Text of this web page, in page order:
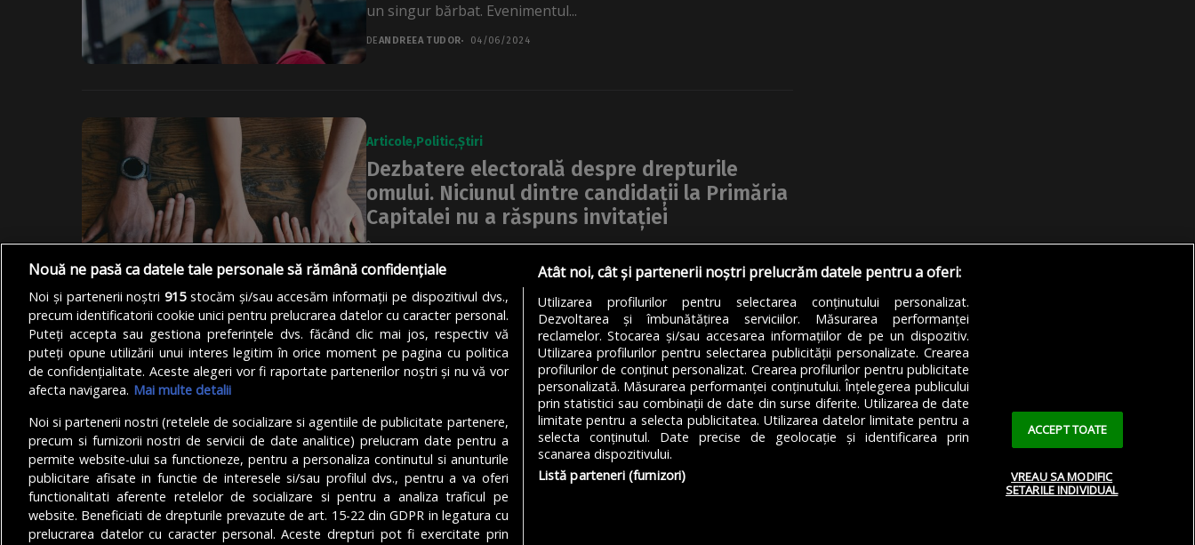
un singur bărbat. Evenimentul...
DEANDREEA TUDOR 04/06/2024
Articole Politic Știri
Dezbatere electorală despre drepturile
omului. Niciunul dintre candidații la Primăria
Capitalei nu a răspuns invitației
În contextul alegerilor locale, societatea civilă organizează o
dezbatere despre prioritățile candidaților în relație cu drepturile
femeilor, ale persoanelor queer, dar și ale...
DEANDREEA TUDOR 03/06/2024
MODIFICĂ SETĂRILE COOKIES
© Copyright 2025 - Buletin de București.
Găzduit dePresslabs.com. Powered by TRS Design.
Nouă ne pasă ca datele tale personale să rămână confidențiale
Noi și partenerii noștri915stocăm și/sau accesăm informații pe dispozitivul dvs.,
precum identificatorii cookie unici pentru prelucrarea datelor cu caracter personal.
Puteți accepta sau gestiona preferințele dvs. făcând clic mai jos, respectiv vă
puteți opune utilizării unui interes legitim în orice moment pe pagina cu politica
de confidențialitate. Aceste alegeri vor fi raportate partenerilor noștri și nu vă vor
afecta navigarea. Mai multe detalii
Noi si partenerii nostri (retelele de socializare si agentiile de publicitate partenere,
precum si furnizorii nostri de servicii de date analitice) prelucram date pentru a
permite website-ului sa functioneze, pentru a personaliza continutul si anunturile
publicitare afisate in functie de interesele si/sau profilul dvs., pentru a va oferi
functionalitati aferente retelelor de socializare si pentru a analiza traficul pe
website. Beneficiati de drepturile prevazute de art. 15-22 din GDPR in legatura cu
prelucrarea datelor cu caracter personal. Aceste drepturi pot fi exercitate prin
Atât noi, cât și partenerii noștri prelucrăm datele pentru a oferi:
Utilizarea profilurilor pentru selectarea conținutului personalizat.
Dezvoltarea și îmbunătățirea serviciilor. Măsurarea performanței
reclamelor. Stocarea și/sau accesarea informațiilor de pe un dispozitiv.
Utilizarea profilurilor pentru selectarea publicității personalizate. Crearea
profilurilor de conținut personalizat. Crearea profilurilor pentru publicitate
personalizată. Măsurarea performanței conținutului. Înțelegerea publicului
prin statistici sau combinații de date din surse diferite. Utilizarea de date
limitate pentru a selecta publicitatea. Utilizarea datelor limitate pentru a
selecta conținutul. Date precise de geolocație și identificarea prin
scanarea dispozitivului.
Listă parteneri (furnizori)
ACCEPT TOATE
VREAU SA MODIFIC
SETARILE INDIVIDUAL